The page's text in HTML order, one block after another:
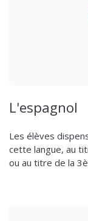
L'espagnol
Les élèves
cette langue, au
ou au titre de la